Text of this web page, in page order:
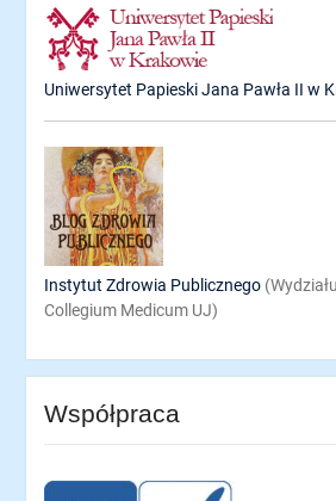
Uniwersytet Papieski Jana Pawła II w
Instytut Zdrowia Publicznego
Collegium Medicum UJ)
Współpraca